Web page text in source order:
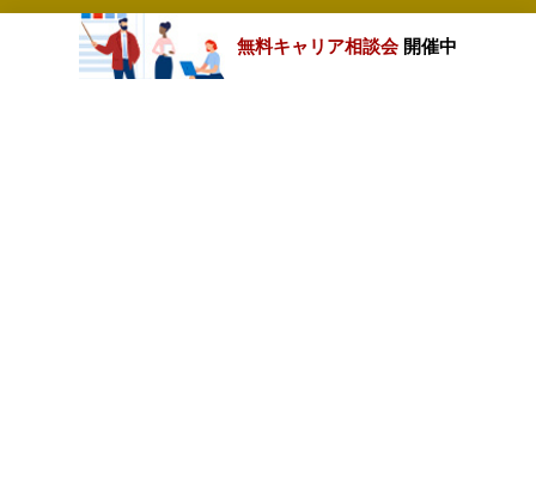
無料キャリア相談会 開催中